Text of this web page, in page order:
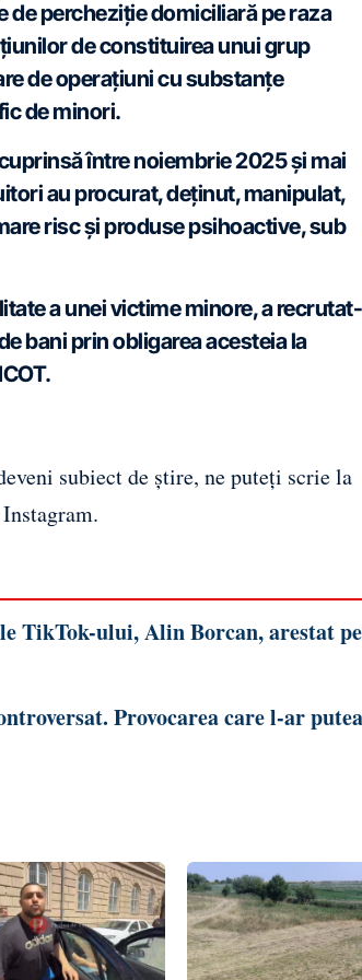
de percheziție domiciliară pe raza
de constituirea unui grup
de operaţiuni cu substanţe
de minori.
între noiembrie 2025 și mai
au procurat, deținut, manipulat,
risc și produse psihoactive, sub
a unei victime minore, a
bani prin obligarea acesteia la
subiect de știre, ne puteți scrie la
Instagram.
TikTok-ului, Alin Borcan, arestat
Provocarea care l-ar putea